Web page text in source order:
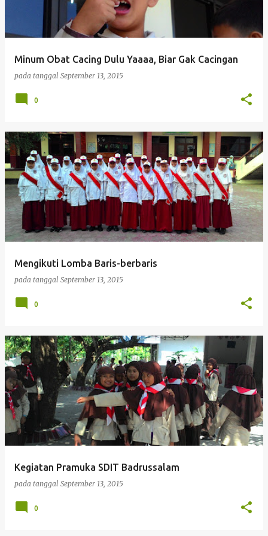
Minum Obat Cacing Dulu Yaaaa, Biar Gak Cacingan
pada tanggal September 13, 2015
0
Mengikuti Lomba Baris-berbaris
pada tanggal September 13, 2015
0
Kegiatan Pramuka SDIT Badrussalam
pada tanggal September 13, 2015
0